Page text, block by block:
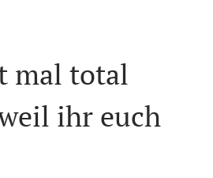
mal total
ihr euch